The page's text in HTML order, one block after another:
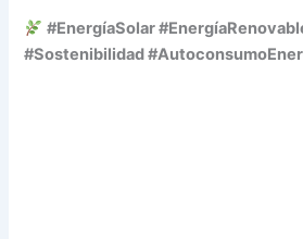
#EnergíaSolar
#Sostenibilidad